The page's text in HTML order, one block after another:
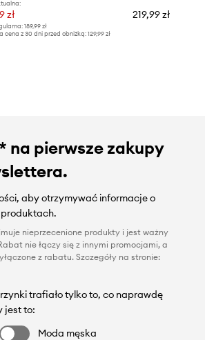
zł
189,99 zł
cena z 30 dni przed obniżką:129,99 zł
219,99 zł
na pierwsze zakupy
aby otrzymywać informacje o
nieprzecenione produkty i jest ważny
nie łączy się z innymi promocjami, a
z rabatu. Szczegóły na stronie:
trafiało tylko to, co naprawdę
jest to:
Moda męska